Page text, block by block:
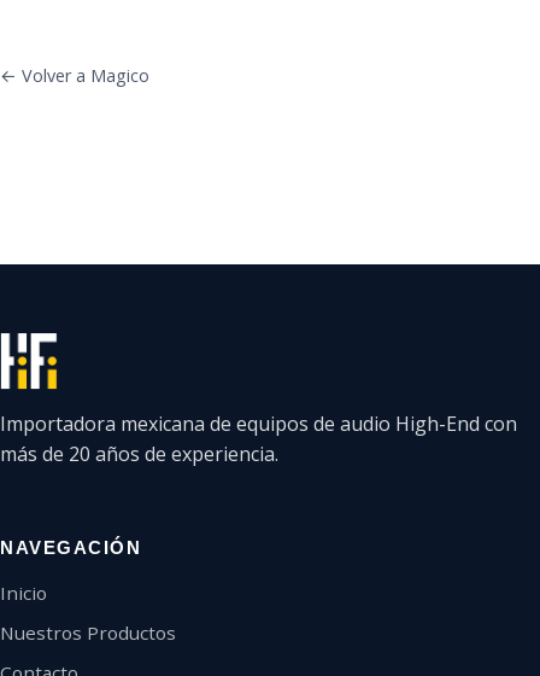
← Volver a Magico
Importadora mexicana de equipos de audio High-End con
más de 20 años de experiencia.
NAVEGACIÓN
Inicio
Nuestros Productos